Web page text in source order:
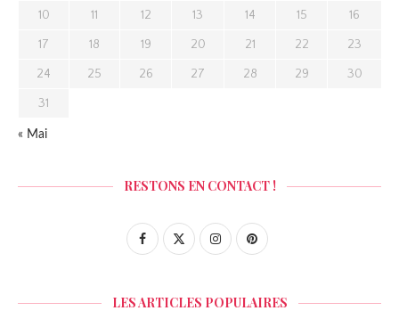
10 11 12 13 14 15 16
17 18 19 20 21 22 23
24 25 26 27 28 29 30
31
« Mai
RESTONS EN CONTACT !
LES ARTICLES POPULAIRES